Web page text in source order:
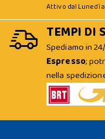
Attivo dal Lunedì
TEMPI DI
Spediamo in
Espresso;
nella